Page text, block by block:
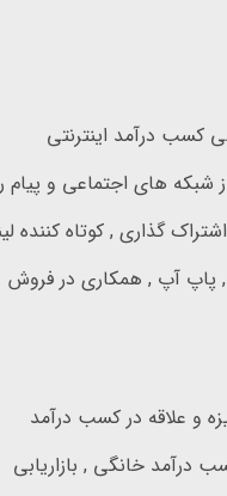
کسب درآمد اینترنتی
شبکه های اجتماعی و پیام
گذاری , کوتاه کننده
, پاپ آپ , همکاری در فروش
و علاقه در کسب درآمد
درآمد خانگی , بازاریابی